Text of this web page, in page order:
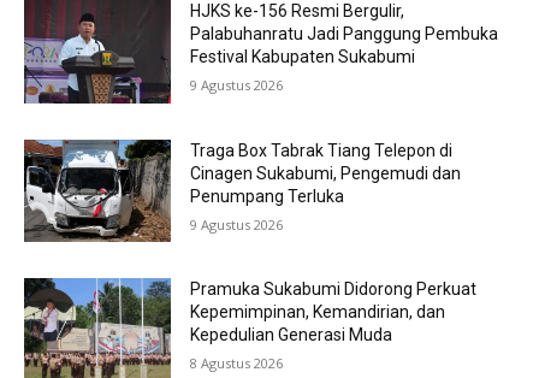
HJKS ke-156 Resmi Bergulir,
Palabuhanratu Jadi Panggung Pembuka
Festival Kabupaten Sukabumi
9 Agustus 2026
Traga Box Tabrak Tiang Telepon di
Cinagen Sukabumi, Pengemudi dan
Penumpang Terluka
9 Agustus 2026
Pramuka Sukabumi Didorong Perkuat
Kepemimpinan, Kemandirian, dan
Kepedulian Generasi Muda
8 Agustus 2026